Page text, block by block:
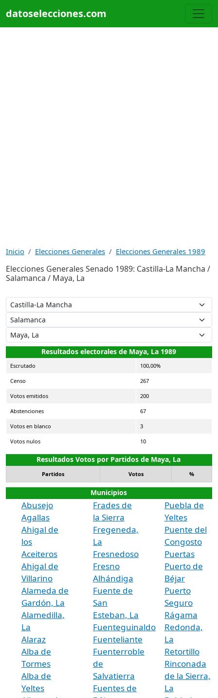
datoselecciones.com
Inicio Elecciones Generales Elecciones Generales 1989
Elecciones Generales Senado 1989: Castilla-La Mancha /
Salamanca / Maya, La
Resultados electorales de Maya, La 1989
Escrutado 100,00%
Censo 267
Votos emitidos 200
Abstenciones 67
Votos en blanco 3
Votos nulos 10
Resultados Votos por Partidos de Maya, La
Partidos Votos %
Municipios
Abusejo
Agallas
Ahigal de
los
Aceiteros
Ahigal de
Villarino
Alameda de
Gardón, La
Alamedilla,
La
Alaraz
Alba de
Tormes
Alba de
Yeltes
Frades de
la Sierra
Fregeneda,
La
Fresnedoso
Fresno
Alhándiga
Fuente de
San
Esteban, La
Fuenteguinaldo
Fuenteliante
Fuenterroble
de
Salvatierra
Fuentes de
Puebla de
Yeltes
Puente del
Congosto
Puertas
Puerto de
Béjar
Puerto
Seguro
Rágama
Redonda,
La
Retortillo
Rinconada
de la Sierra,
La